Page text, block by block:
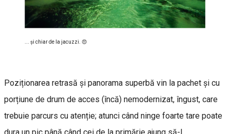
... și chiar de la jacuzzi. 😍
Poziționarea retrasă și panorama superbă vin la pachet și cu
porțiune de drum de acces (încă) nemodernizat, îngust, care
trebuie parcurs cu atenție; atunci când ninge foarte tare poate